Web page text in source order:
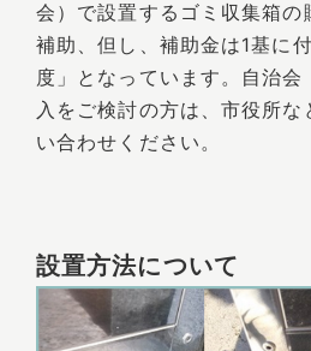
会）で設置するゴミ収集箱
補助、但し、補助金は1基に
度」となっています。自治
入をご検討の方は、市役所な
い合わせください。
設置方法について